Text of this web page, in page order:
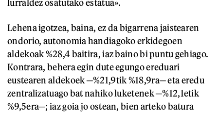
lurraldez osatutako estatua».
Lehena igotzea, baina, ez da bigarrena jaistearen
ondorio, autonomia handiagoko erkidegoen
aldekoak %28,4 baitira, iaz baino bi puntu gehiago.
Kontrara, behera egin dute egungo ereduari
eustearen aldekoek ─%21,9tik %18,9ra─ eta eredu
zentralizatuago bat nahiko luketenek ─%12,1etik
%9,5era─; iaz goia jo ostean, bien arteko batura